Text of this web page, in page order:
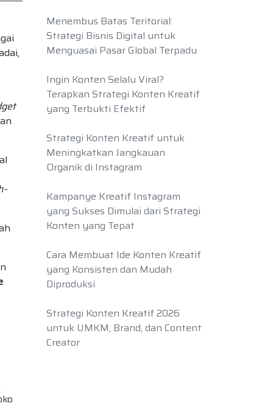
Menembus Batas Teritorial:
Strategi Bisnis Digital untuk
Menguasai Pasar Global Terpadu
Ingin Konten Selalu Viral?
Terapkan Strategi Konten Kreatif
yang Terbukti Efektif
Strategi Konten Kreatif untuk
Meningkatkan Jangkauan
Organik di Instagram
Kampanye Kreatif Instagram
yang Sukses Dimulai dari Strategi
Konten yang Tepat
Cara Membuat Ide Konten Kreatif
yang Konsisten dan Mudah
Diproduksi
Strategi Konten Kreatif 2026
untuk UMKM, Brand, dan Content
Creator